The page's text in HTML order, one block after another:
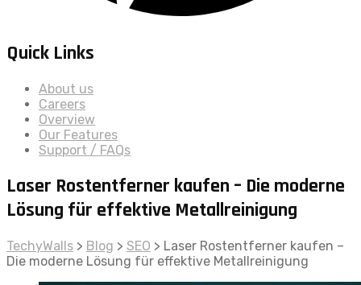
Quick Links
About us
Careers
Overview
Our Features
Support / FAQs
Laser Rostentferner kaufen – Die moderne
Lösung für effektive Metallreinigung
TechyWalls > Blog > SEO > Laser Rostentferner kaufen –
Die moderne Lösung für effektive Metallreinigung